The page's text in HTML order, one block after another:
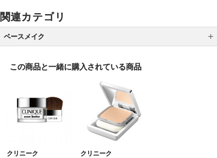
関連カテゴリ
ベースメイク
クリームファンデーション
パウダー
この商品と一緒に購入されている商品
クリニーク
クリニーク